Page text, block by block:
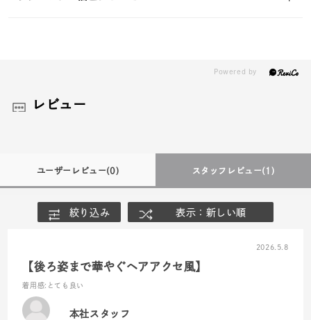
レビュー
ユーザーレビュー(0) スタッフレビュー(1)
絞り込み 表示：新しい順
2026.5.8
【後ろ姿まで華やぐヘアアクセ風】
着用感:とても良い
本社スタッフ